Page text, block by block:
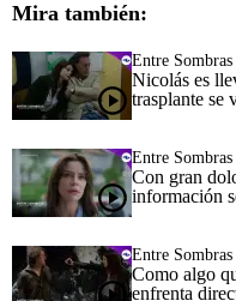
Mira también:
Entre Sombras
Nicolás es
trasplante se
Entre Sombras
Con gran
información
Entre Sombras
Como algo
enfrenta